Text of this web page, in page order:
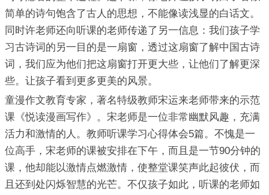
简单的诗句饱含了古人的思想，不能像读浅显的白话文。
同时许老师还向听课的老师传递了另一信息：我们孩子学
习古诗词的另一目的是一扇窗，透过这扇窗了解中国古诗
词，我们应为他们把这扇窗打开更大些，让他们了解更深
些。让孩子看到更多更美的风景。
童漫作文教育专家，著名特级教师宋运来老师带来的示范
课《悦读漫画写作》。宋老师是一位非常幽默风趣，充满
活力和激情的人。教师听课学习心得体会5篇。不愧是一
位高手，宋老师的课被安排在下午，而且是一节90分钟的
课，他却能以激情点燃激情，使整堂课笑声此起彼伏，而
且还到处闪烁智慧的光芒。不仅孩子如此，听课的老师如